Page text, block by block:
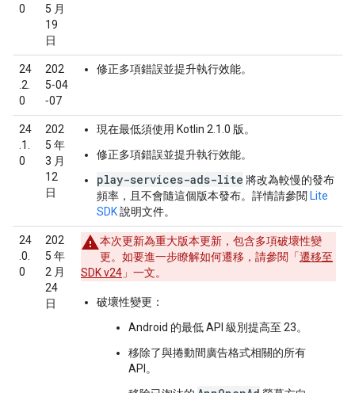
0
5 月
19
日
24
.2.
0
202
5‑04
‑07
修正多項錯誤並提升執行效能。
24
.1.
0
202
5 年
3 月
12
日
現在最低須使用 Kotlin 2.1.0 版。
修正多項錯誤並提升執行效能。
play-services-ads-lite 將改為較慢的發布
頻率，且不會隨這個版本發布。詳情請參閱 Lite
SDK說明文件。
24
.0.
0
202
5 年
2 月
24
日
本次更新為重大版本更新，包含多項破壞性變
更。如要進一步瞭解如何遷移，請參閱「遷移至
SDK v24 」一文。
破壞性變更：
Android 的最低 API 級別提高至 23。
移除了與捲動間廣告格式相關的所有
API。